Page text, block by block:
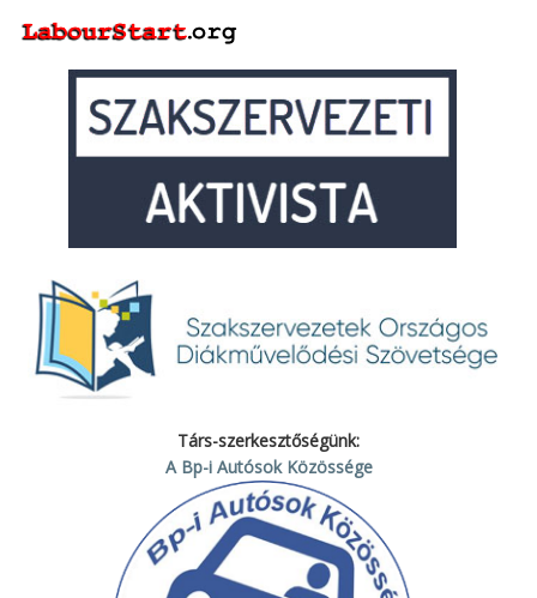
Társ-szerkesztőségünk:
A Bp-i Autósok Közössége